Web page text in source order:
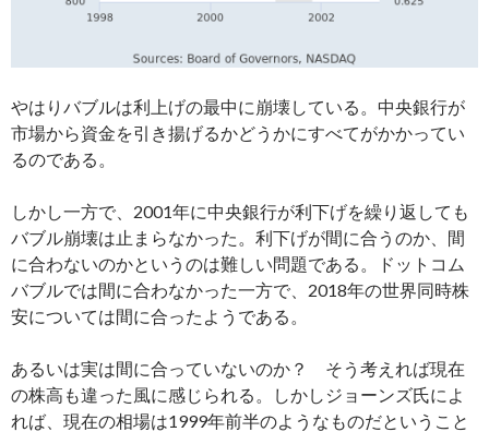
やはりバブルは利上げの最中に崩壊している。中央銀行が
市場から資金を引き揚げるかどうかにすべてがかかってい
るのである。
しかし一方で、2001年に中央銀行が利下げを繰り返しても
バブル崩壊は止まらなかった。利下げが間に合うのか、間
に合わないのかというのは難しい問題である。ドットコム
バブルでは間に合わなかった一方で、2018年の世界同時株
安については間に合ったようである。
あるいは実は間に合っていないのか？ そう考えれば現在
の株高も違った風に感じられる。しかしジョーンズ氏によ
れば、現在の相場は1999年前半のようなものだということ